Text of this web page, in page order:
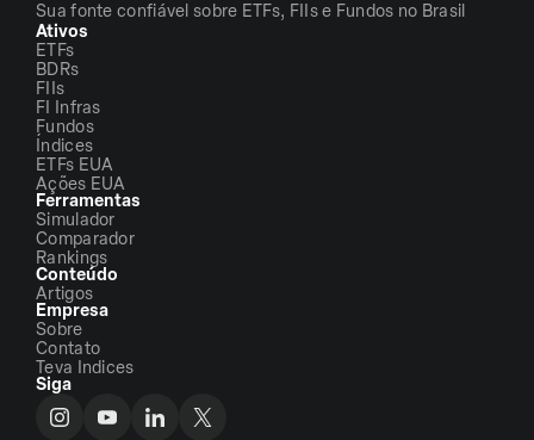
Sua fonte confiável sobre ETFs, FIIs e Fundos no Brasil
Ativos
ETFs
BDRs
FIIs
FI Infras
Fundos
Índices
ETFs EUA
Ações EUA
Ferramentas
Simulador
Comparador
Rankings
Conteúdo
Artigos
Empresa
Sobre
Contato
Teva Indices
Siga